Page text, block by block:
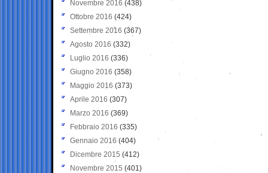
Novembre 2016 (438)
Ottobre 2016 (424)
Settembre 2016 (367)
Agosto 2016 (332)
Luglio 2016 (336)
Giugno 2016 (358)
Maggio 2016 (373)
Aprile 2016 (307)
Marzo 2016 (369)
Febbraio 2016 (335)
Gennaio 2016 (404)
Dicembre 2015 (412)
Novembre 2015 (401)